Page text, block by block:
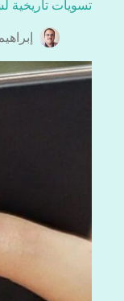
تسويات تاريخية